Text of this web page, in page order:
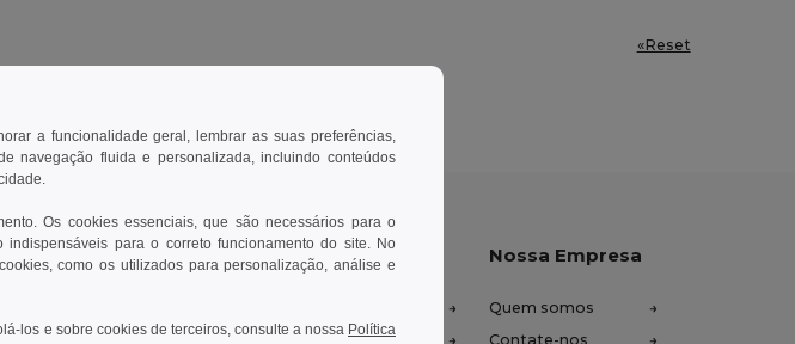
«Reset
Contate-nos
cliente@egotier.pt
Deixe-nos ajudar
Preços de Atacado
Nossa Empresa
Quem somos
Contate-nos
a funcionalidade geral, lembrar as suas preferências,
navegação fluida e personalizada, incluindo conteúdos
Os cookies essenciais, que são necessários para o
para o correto funcionamento do site. No
como os utilizados para personalização, análise e
los e sobre cookies de terceiros, consulte a nossa Política